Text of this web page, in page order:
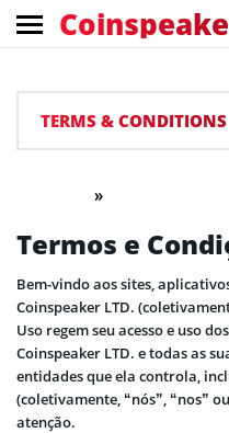
TERMS & CONDITIONS
»
Termos e
Bem-vindo aos sites,
Coinspeaker LTD.
Uso regem seu acesso e uso
Coinspeaker LTD. e todas as
entidades que ela controla,
(coletivamente, “nós”, “nos”
atenção.